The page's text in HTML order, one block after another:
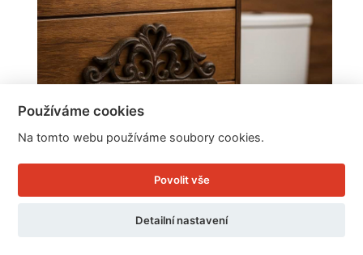
Používáme cookies
Na tomto webu používáme soubory cookies.
Povolit vše
Detailní nastavení